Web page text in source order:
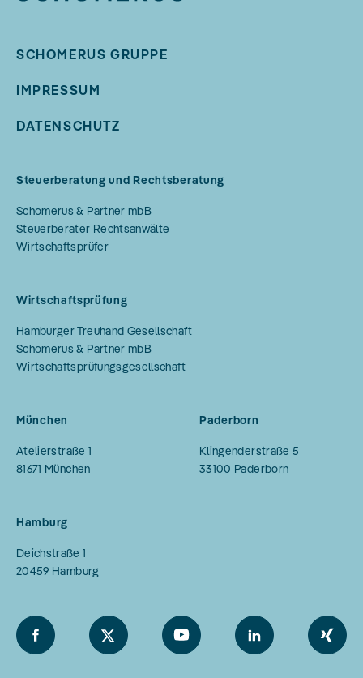
SCHOMERUS GRUPPE
IMPRESSUM
DATENSCHUTZ
Steuerberatung und Rechtsberatung
Schomerus & Partner mbB
Steuerberater Rechtsanwälte
Wirtschaftsprüfer
Wirtschaftsprüfung
Hamburger Treuhand Gesellschaft
Schomerus & Partner mbB
Wirtschaftsprüfungsgesellschaft
München
Atelierstraße 1
81671 München
Paderborn
Klingenderstraße 5
33100 Paderborn
Hamburg
Deichstraße 1
20459 Hamburg